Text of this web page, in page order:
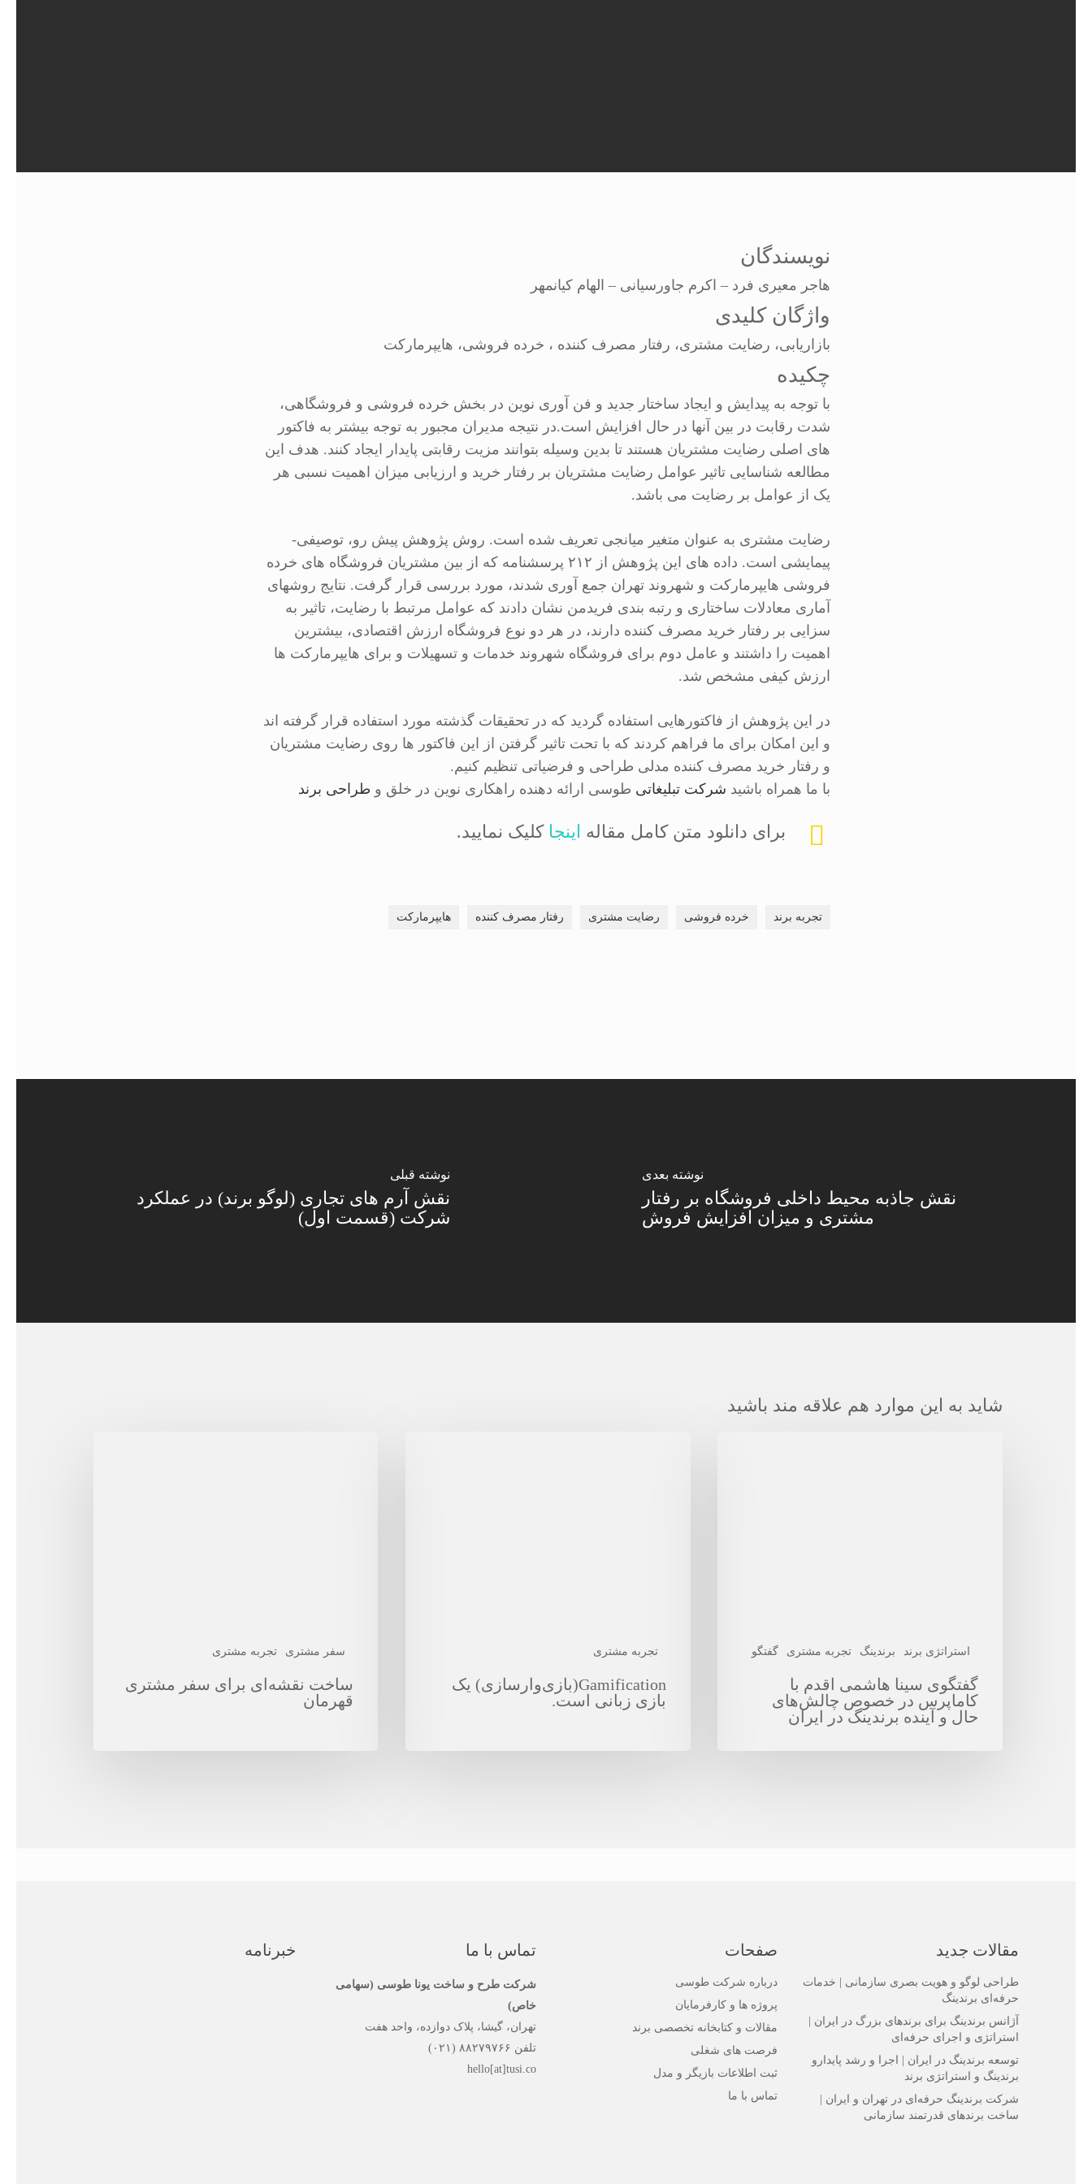
نویسندگان
هاجر معیری فرد – اکرم جاورسیانی – الهام کیانمهر
واژگان کلیدی
بازاریابی، رضایت مشتری، رفتار مصرف کننده ، خرده فروشی، هایپرمارکت
چکیده
با توجه به پیدایش و ایجاد ساختار جدید و فن آوری نوین در بخش خرده فروشی و فروشگاهی،
شدت رقابت در بین آنها در حال افزایش است.در نتیجه مدیران مجبور به توجه بیشتر به فاکتور
های اصلی رضایت مشتریان هستند تا بدین وسیله بتوانند مزیت رقابتی پایدار ایجاد کنند. هدف این
مطالعه شناسایی تاثیر عوامل رضایت مشتریان بر رفتار خرید و ارزیابی میزان اهمیت نسبی هر
یک از عوامل بر رضایت می باشد.
رضایت مشتری به عنوان متغیر میانجی تعریف شده است. روش پژوهش پیش رو، توصیفی-
پیمایشی است. داده های این پژوهش از ۲۱۲ پرسشنامه که از بین مشتریان فروشگاه های خرده
فروشی هایپرمارکت و شهروند تهران جمع آوری شدند، مورد بررسی قرار گرفت. نتایج روشهای
آماری معادلات ساختاری و رتبه بندی فریدمن نشان دادند که عوامل مرتبط با رضایت، تاثیر به
سزایی بر رفتار خرید مصرف کننده دارند، در هر دو نوع فروشگاه ارزش اقتصادی، بیشترین
اهمیت را داشتند و عامل دوم برای فروشگاه شهروند خدمات و تسهیلات و برای هایپرمارکت ها
ارزش کیفی مشخص شد.
در این پژوهش از فاکتورهایی استفاده گردید که در تحقیقات گذشته مورد استفاده قرار گرفته اند
و این امکان برای ما فراهم کردند که با تحت تاثیر گرفتن از این فاکتور ها روی رضایت مشتریان
و رفتار خرید مصرف کننده مدلی طراحی و فرضیاتی تنظیم کنیم.
با ما همراه باشید شرکت تبلیغاتی طوسی ارائه دهنده راهکاری نوین در خلق و طراحی برند
برای دانلود متن کامل مقاله اینجا کلیک نمایید.
تجربه برند خرده فروشی رضایت مشتری رفتار مصرف کننده هایپرمارکت
نوشته قبلی
نقش آرم های تجاری (لوگو برند) در عملکرد
شرکت (قسمت اول)
نوشته بعدی
نقش جاذبه محیط داخلی فروشگاه بر رفتار
مشتری و میزان افزایش فروش
شاید به این موارد هم علاقه مند باشید
استراتژی برند برندینگ تجربه مشتری گفتگو
آینده
برندینگ
گفتگوی سینا هاشمی اقدم با
کاماپرس در خصوص چالش‌های
حال و آینده برندینگ در ایران
تجربه مشتری
Gamification(بازی‌وارسازی) یک
بازی زبانی است.
سفر مشتری تجربه مشتری
ساخت نقشه‌ای برای سفر مشتری
قهرمان
خبرنامه تماس با ما
شرکت طرح و ساخت یونا طوسی (سهامی
خاص)
تهران، گیشا، پلاک دوازده، واحد هفت
تلفن ۸۸۲۷۹۷۶۶ (۰۲۱)
hello[at]tusi.co
صفحات
درباره شرکت طوسی
پروژه ها و کارفرمایان
مقالات و کتابخانه تخصصی برند
فرصت های شغلی
ثبت اطلاعات بازیگر و مدل
تماس با ما
مقالات جدید
طراحی لوگو و هویت بصری سازمانی | خدمات
حرفه‌ای برندینگ
آژانس برندینگ برای برندهای بزرگ در ایران |
استراتژی و اجرای حرفه‌ای
توسعه برندینگ در ایران | اجرا و رشد پایدارو
برندینگ و استراتژی برند
شرکت برندینگ حرفه‌ای در تهران و ایران |
ساخت برندهای قدرتمند سازمانی